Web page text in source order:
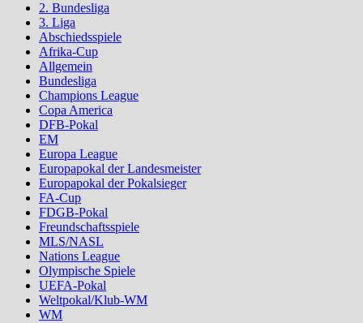
2. Bundesliga
3. Liga
Abschiedsspiele
Afrika-Cup
Allgemein
Bundesliga
Champions League
Copa America
DFB-Pokal
EM
Europa League
Europapokal der Landesmeister
Europapokal der Pokalsieger
FA-Cup
FDGB-Pokal
Freundschaftsspiele
MLS/NASL
Nations League
Olympische Spiele
UEFA-Pokal
Weltpokal/Klub-WM
WM